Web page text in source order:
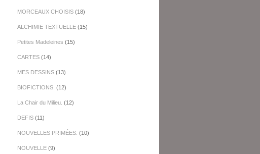
MORCEAUX CHOISIS(18)
ALCHIMIE TEXTUELLE(15)
Petites Madeleines (15)
CARTES(14)
MES DESSINS(13)
BIOFICTIONS. (12)
La Chair du Milieu. (12)
DEFIS(11)
NOUVELLES PRIMÉES. (10)
NOUVELLE(9)